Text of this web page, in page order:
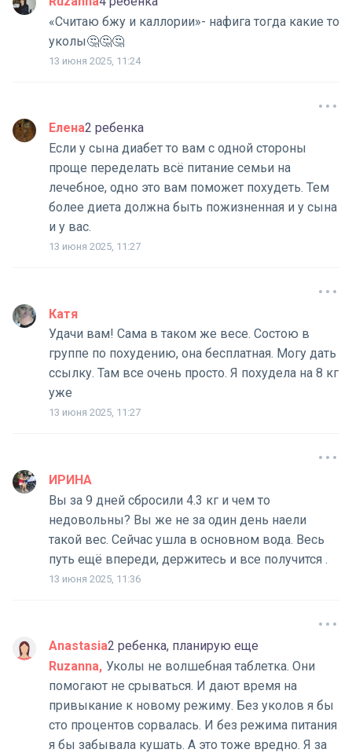
«Считаю бжу и каллории»- нафига тогда какие то
уколы🤔🤔🤔
13 июня 2025, 11:24
Елена2 ребенка
Если у сына диабет то вам с одной стороны
проще переделать всё питание семьи на
лечебное, одно это вам поможет похудеть. Тем
более диета должна быть пожизненная и у сына
и у вас.
13 июня 2025, 11:27
Катя
Удачи вам! Сама в таком же весе. Состою в
группе по похудению, она бесплатная. Могу дать
ссылку. Там все очень просто. Я похудела на 8 кг
уже
13 июня 2025, 11:27
ИРИНА
Вы за 9 дней сбросили 4.3 кг и чем то
недовольны? Вы же не за один день наели
такой вес. Сейчас ушла в основном вода. Весь
путь ещё впереди, держитесь и все получится .
13 июня 2025, 11:36
Anastasia2 ребенка, планирую еще
Ruzanna Уколы не волшебная таблетка. Они
помогают не срываться. И дают время на
привыкание к новому режиму. Без уколов я бы
сто процентов сорвалась. И без режима питания
я бы забывала кушать. А это тоже вредно. Я за